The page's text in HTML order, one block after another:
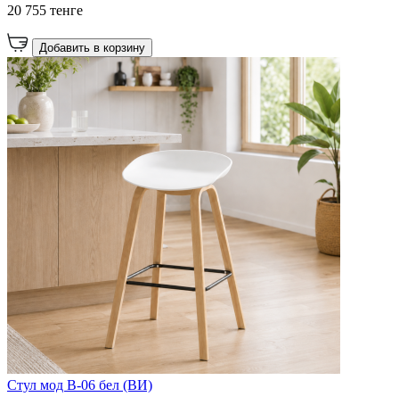
20 755 тенге
Добавить в корзину
Стул мод B-06 бел (ВИ)